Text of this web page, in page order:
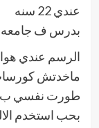
عندي 22 سنه
بدرس ف جامعه
الرسم عندي
ماخدتش
طورت نفسي
بحب استخدم